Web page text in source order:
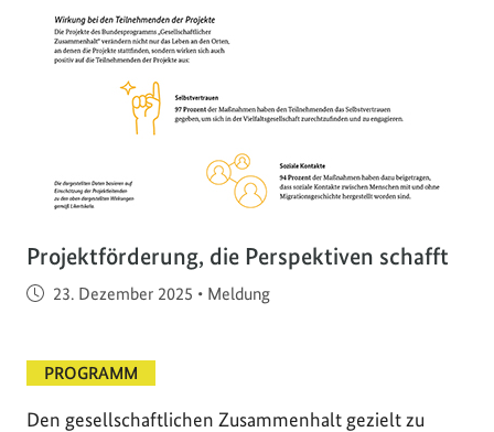
Projektförderung, die Perspektiven schafft
Veröffentlicht am
23. Dezember 2025 • Meldung
PROGRAMM
Den gesellschaftlichen Zusammenhalt gezielt zu